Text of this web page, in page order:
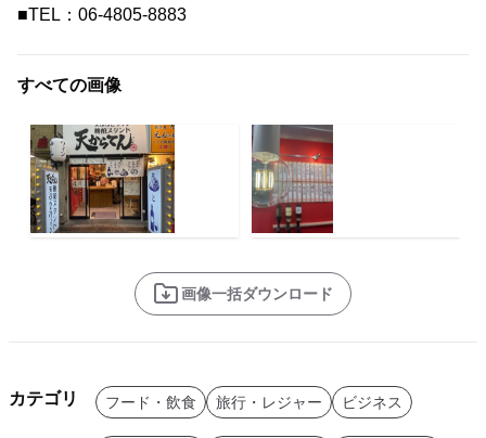
■TEL：06-4805-8883
すべての画像
画像一括ダウンロード
カテゴリ フード・飲食 旅行・レジャー ビジネス